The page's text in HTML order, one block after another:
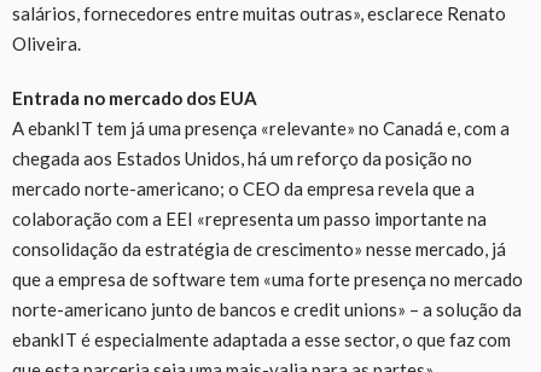
salários, fornecedores entre muitas outras», esclarece Renato
Oliveira.
Entrada no mercado dos EUA
A ebankIT tem já uma presença «relevante» no Canadá e, com a
chegada aos Estados Unidos, há um reforço da posição no
mercado norte-americano; o CEO da empresa revela que a
colaboração com a EEI «representa um passo importante na
consolidação da estratégia de crescimento» nesse mercado, já
que a empresa de software tem «uma forte presença no mercado
norte-americano junto de bancos e credit unions» – a solução da
ebankIT é especialmente adaptada a esse sector, o que faz com